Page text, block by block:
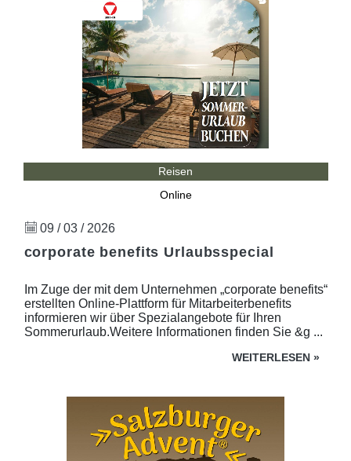
Reisen
Online
09 / 03 / 2026
corporate benefits Urlaubsspecial
Im Zuge der mit dem Unternehmen „corporate benefits“
erstellten Online-Plattform für Mitarbeiterbenefits
informieren wir über Spezialangebote für Ihren
Sommerurlaub.Weitere Informationen finden Sie &g ...
WEITERLESEN »